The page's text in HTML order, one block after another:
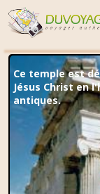
Ce temple est
Jésus Christ en
antiques.